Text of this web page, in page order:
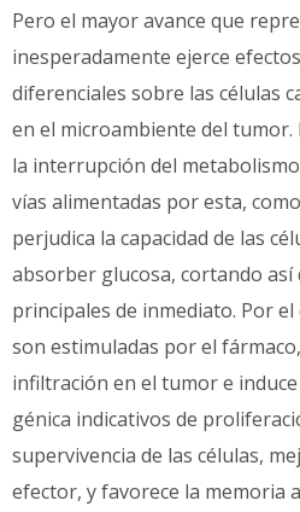
Pero el mayor avance que
inesperadamente ejerce
diferenciales sobre las células
en el microambiente del tumor.
la interrupción del
vías alimentadas por esta,
perjudica la capacidad de las
absorber glucosa, cortando así
principales de inmediato. Por
son estimuladas por el
infiltración en el tumor e
génica indicativos de
supervivencia de las células,
efector, y favorece la memoria